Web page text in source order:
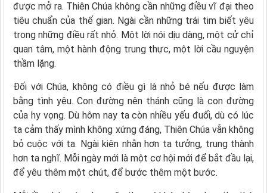
được mở ra. Thiên Chúa không cần những điều vĩ đại theo
tiêu chuẩn của thế gian. Ngài cần những trái tim biết yêu
trong những điều rất nhỏ. Một lời nói dịu dàng, một cử chỉ
quan tâm, một hành động trung thực, một lời cầu nguyện
thầm lặng.
Đối với Chúa, không có điều gì là nhỏ bé nếu được làm
bằng tình yêu. Con đường nên thánh cũng là con đường
của hy vọng. Dù hôm nay ta còn nhiều yếu đuối, dù có lúc
ta cảm thấy mình không xứng đáng, Thiên Chúa vẫn không
bỏ cuộc với ta. Ngài kiên nhẫn hơn ta tưởng, trung thành
hơn ta nghĩ. Mỗi ngày mới là một cơ hội mới để bắt đầu lại,
để yêu thêm một chút, để bước thêm một bước.